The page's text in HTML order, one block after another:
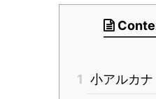
1 小アルカ